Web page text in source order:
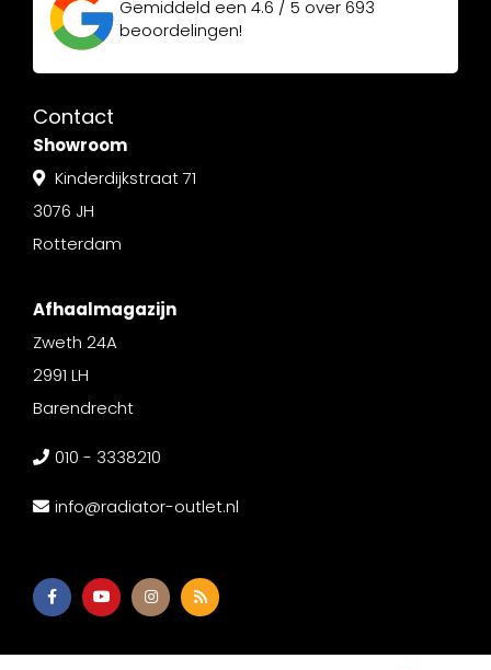
Gemiddeld een 4.6 / 5 over693
beoordelingen!
Contact
Showroom
Kinderdijkstraat 71
3076 JH
Rotterdam
Afhaalmagazijn
Zweth 24A
2991 LH
Barendrecht
010 - 3338210
info@radiator-outlet.nl